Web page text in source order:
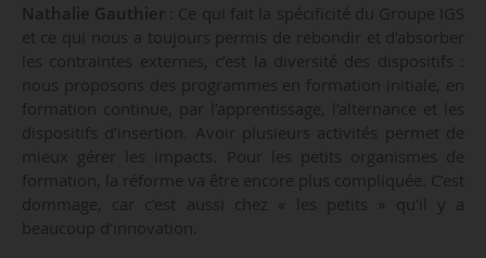
Nathalie Gauthier
: Ce qui fait la spécificité du Groupe IGS
et ce qui nous a toujours permis de rebondir et d’absorber
les contraintes externes, c’est la diversité des dispositifs :
nous proposons des programmes en formation initiale, en
formation continue, par l’apprentissage, l’alternance et les
dispositifs d’insertion. Avoir plusieurs activités permet de
mieux gérer les impacts. Pour les petits organismes de
formation, la réforme va être encore plus compliquée. C’est
dommage, car c’est aussi chez « les petits » qu’il y a
beaucoup d’innovation.